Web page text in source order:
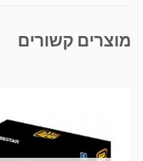
מוצרים קשורים